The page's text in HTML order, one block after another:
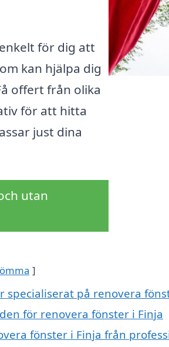
för dig att
kan hjälpa dig
offert från olika
för att hitta
just dina
utan
specialiserat på renovera
för renovera fönster i Finja
fönster i Finja från